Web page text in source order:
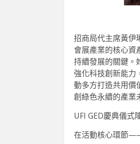
招商局代主席黃伊
會展產業的核心資
持續發展的關鍵。
強化科技創新能力
動多方打造共用價
創綠色永續的產業
UFI GED慶典儀式
在活動核心環節